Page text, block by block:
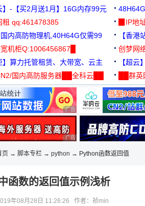
】-【买2月送1月】16G内存99元
3000+
租 qq:461478385
▉IP地
国内高防物理机,40H64G仅需99
【香
宽机柜Q:1006456867█
创梦网
88元/月
】算力托管租赁、大带宽、云主
【超云
国内高防服务器██全科云██
██群
◆◆◆
广告 商业广告，理性选择
广告 商业广告，理性选择
页 → 脚本专栏 → python → Python函数返回值
函数的返回值示例浅析
年08月28日 11:26:26 作者：祯min